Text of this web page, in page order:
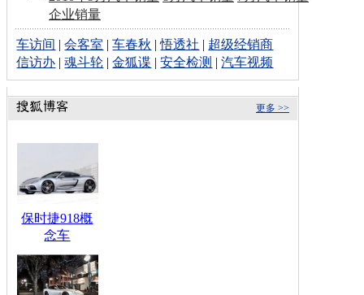
企业销量
车访间 |会客室 |车春秋 |悟透社 | 超级经销商
信访办 |魂斗轮 |金狐谍 |安全检测 |汽车视频
更多 >>
保时捷918概
念车